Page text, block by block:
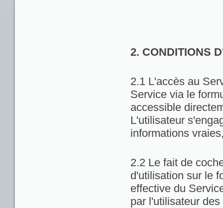
2. CONDITIONS
2.1 L'accès au
Service via le
accessible
L'utilisateur
informations
2.2 Le fait de
d'utilisation sur le
effective du
par l'utilisateur